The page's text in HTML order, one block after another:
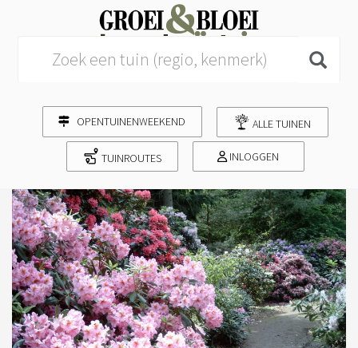
OPENTUINENWEEKEND ALLE TUINEN
TUINROUTES INLOGGEN